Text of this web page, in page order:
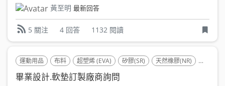
黃至明 最新回答
5 關注 4 回答 1132 閱讀
運動用品 布料 超塑烯 (EVA) 矽膠(SR) 天然橡膠(NR) 熱塑性
畢業設計.軟墊訂製廠商詢問